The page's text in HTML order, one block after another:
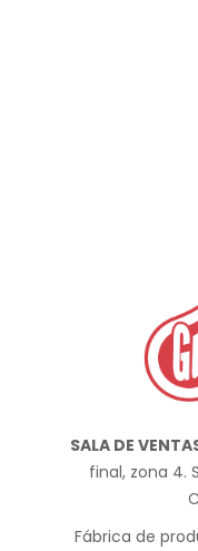
SALA DE
final, zona 4.
Fábrica de